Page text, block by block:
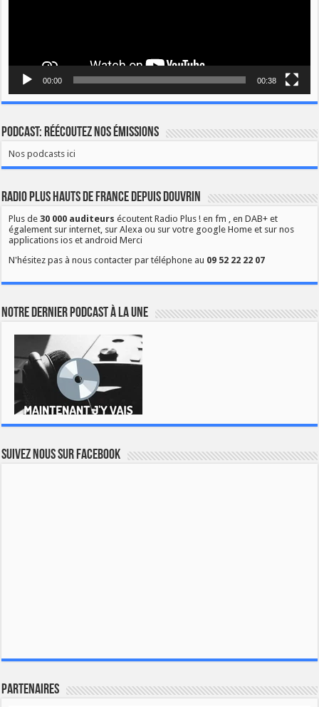
00:00 00:38
Podcast: Réécoutez nos émissions
Nos podcasts ici
Radio Plus Hauts de France depuis Douvrin
Plus de30 000 auditeurs écoutent Radio Plus ! en fm , en DAB+ et
également sur internet, sur Alexa ou sur votre google Home et sur nos
applications ios et android Merci
N'hésitez pas à nous contacter par téléphone au 09 52 22 22 07
Notre dernier podcast à la une
Suivez nous sur Facebook
Partenaires